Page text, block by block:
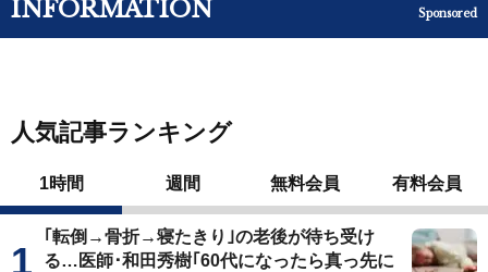
INFORMATION Sponsored
人気記事ランキング
1時間 週間 無料会員 有料会員
｢転倒→骨折→寝たきり｣の老後が待ち受け
る…医師･和田秀樹｢60代になったら真っ先に